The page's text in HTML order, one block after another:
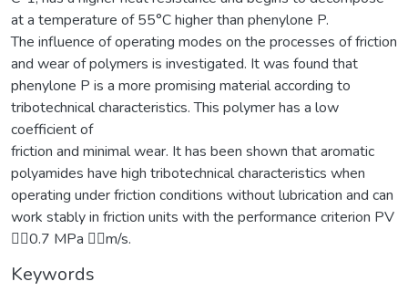
at a temperature of 55°C higher than phenylone P.
The influence of operating modes on the processes of friction
and wear of polymers is investigated. It was found that
phenylone P is a more promising material according to
tribotechnical characteristics. This polymer has a low
coefficient of
friction and minimal wear. It has been shown that aromatic
polyamides have high tribotechnical characteristics when
operating under friction conditions without lubrication and can
work stably in friction units with the performance criterion PV
0.7 MPa m/s.
Keywords